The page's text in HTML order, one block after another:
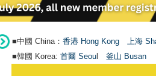
■中國 China： 香港 Hong Kong 上海
■韓國 Korea: 首爾 Seou 釜山 Busan